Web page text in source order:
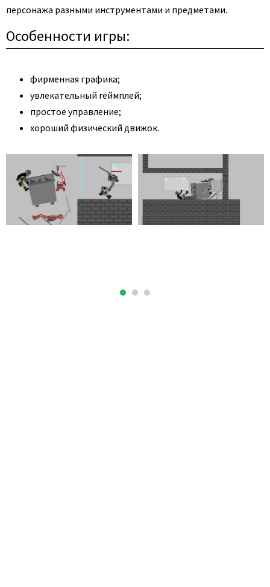
персонажа разными инструментами и предметами.
Особенности игры:
фирменная графика;
увлекательный геймплей;
простое управление;
хороший физический движок.